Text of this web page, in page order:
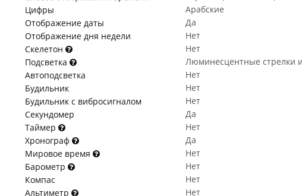
Цифры
Арабские
Отображение даты
Да
Отображение дня недели
Нет
Скелетон
Нет
Подсветка
Люминесцентные стрелки
Автоподсветка
Нет
Будильник
Нет
Будильник с вибросигналом
Нет
Секундомер
Да
Таймер
Нет
Хронограф
Да
Мировое время
Нет
Барометр
Нет
Компас
Нет
Альтиметр
Нет